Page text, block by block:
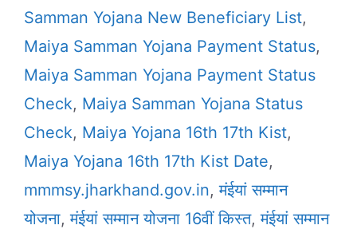
Samman Yojana New Beneficiary List,
Maiya Samman Yojana Payment Status,
Maiya Samman Yojana Payment Status
Check, Maiya Samman Yojana Status
Check, Maiya Yojana 16th 17th Kist,
Maiya Yojana 16th 17th Kist Date,
mmmsy.jharkhand.gov.in,मंईयां सम्मान
योजना,मंईयां सम्मान योजना 16वीं किस्त,मंईयां सम्मान